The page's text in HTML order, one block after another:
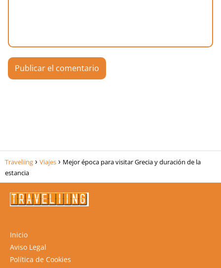
Traveliing Viajes
Mejor época para visitar Grecia y duración de la
estancia
Inicio
Aviso Legal
Política de Cookies